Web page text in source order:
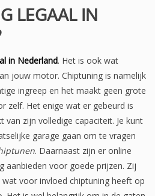
LEGAAL IN
in Nederland. Het is ook wat
jouw motor. Chiptuning is namelijk
ingreep en het maakt geen grote
zelf. Het enige wat er gebeurd is
zijn volledige capaciteit. Je kunt
garage gaan om te vragen
. Daarnaast zijn er online
aanbieden voor goede prijzen. Zij
voor invloed chiptuning heeft op